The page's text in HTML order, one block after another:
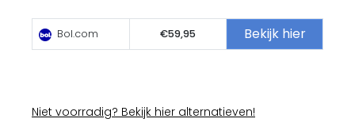
Bol.com €59,95 Bekijk hier
Niet voorradig? Bekijk hier alternatieven!